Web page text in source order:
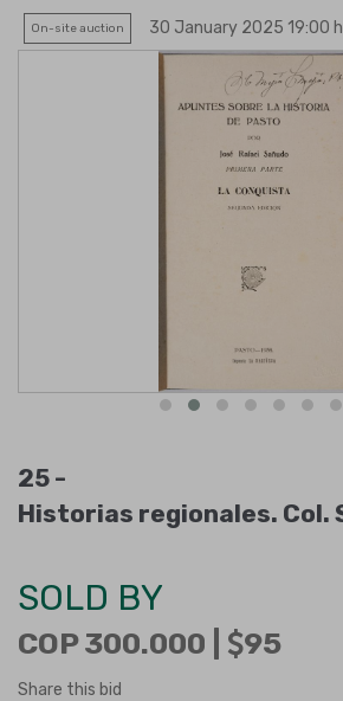
On-site auction 30 January 2025 19:00 h
25 -
Historias regionales. Col.
SOLD BY
COP 300.000 | 95
Share this bid